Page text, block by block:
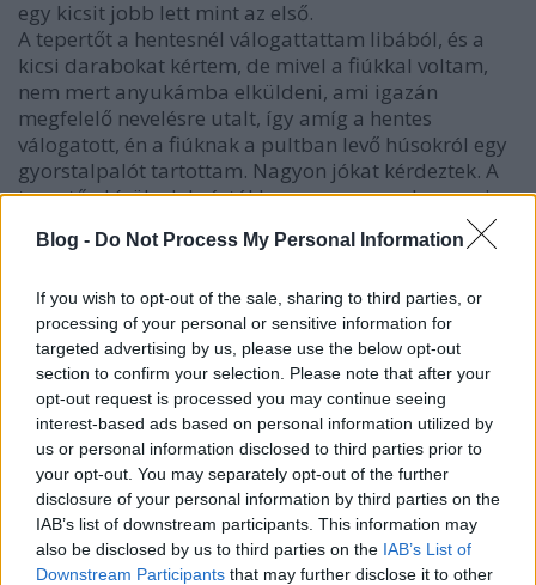
Blog - Do Not Process My Personal Information
If you wish to opt-out of the sale, sharing to third parties, or
processing of your personal or sensitive information for
targeted advertising by us, please use the below opt-out
section to confirm your selection. Please note that after your
opt-out request is processed you may continue seeing
interest-based ads based on personal information utilized by
us or personal information disclosed to third parties prior to
your opt-out. You may separately opt-out of the further
disclosure of your personal information by third parties on the
IAB’s list of downstream participants. This information may
also be disclosed by us to third parties on the IAB’s List of
Downstream Participants that may further disclose it to other
egy kicsit jobb lett mint az első.
A tepertőt a hentesnél válogattattam libából, és a
kicsi darabokat kértem, de mivel a fiúkkal voltam,
nem mert anyukámba elküldeni, ami igazán
megfelelő nevelésre utalt, így amíg a hentes
válogatott, én a fiúknak a pultban levő húsokról egy
gyorstalpalót tartottam. Nagyon jókat kérdeztek. A
tepertőn kívül a lekvártól lesz a papucsunk az ami,
úgyhogy ott nagyon fontos a tökéletes választás.
Csak is, és szigorúan a hagyományos szabolcsi,
szinte fekete szilvalekvár az alkalmas. A többi felejtő.
Akkor inkább neki se kell állni. Ha nincs ilyenünk,
akkor az ehhez legközelebb álló holmit a CBA-ban
lehet kapni szögletes kis fekete kupakos üvegben.
Hozzávalók:
500g liszt
1 ek nádcukor
1 mk só
25g friss élesztő
1 tk sütőpor
250g tepertőkrém